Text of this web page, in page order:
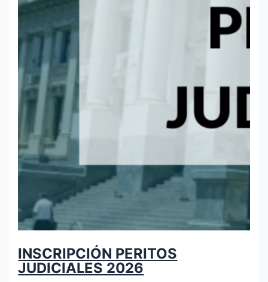
INSCRIPCIÓN PERITOS
JUDICIALES 2026